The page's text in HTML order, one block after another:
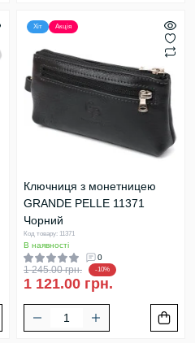
Хіт Акція
Ключниця з монетницею
GRANDE PELLE 11371
Чорний
Код товару: 11371
В наявності
0
1 245.00 грн. -10%
1 121.00 грн.